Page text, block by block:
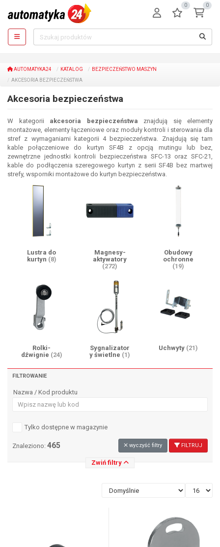
0 0
AUTOMATYKA24 KATALOG
BEZPIECZEŃSTWO MASZYN
AKCESORIA BEZPIECZEŃSTWA
Akcesoria bezpieczeństwa
W kategorii akcesoria bezpieczeństwa znajdują się elementy
montażowe, elementy łączeniowe oraz moduły kontroli i sterowania dla
stref z wymaganiami kategorii 4 bezpieczeństwa. Znajdują się tam
kable połączeniowe do kurtyn SF4B z opcją mutingu lub bez,
zewnętrzne jednostki kontroli bezpieczeństwa SFC-13 oraz SFC-21,
kable do podłączenia szeregowego kurtyn z serii SF4B bez martwej
strefy, wsporniki montażowe do kurtyn bezpieczeństwa.
Lustra do
kurtyn (8)
Magnesy-
aktywatory
(272)
Obudowy
ochronne
(19)
Rolki-
dźwignie (24)
Sygnalizator
y świetlne (1)
Uchwyty (21)
FILTROWANIE
Nazwa / Kod produktu
Tylko dostępne w magazynie
Znaleziono: 465 wyczyść filtry FILTRUJ
Zwiń filtry